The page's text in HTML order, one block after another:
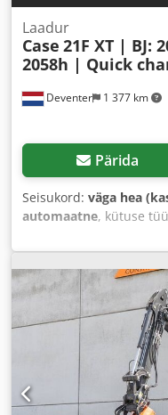
Deventer 1 377 km
Laadur
Case 21F XT | BJ:
2058h | Quick
Pärida
Seisukord: väga hea
automaatne, kütuse
kabiin,